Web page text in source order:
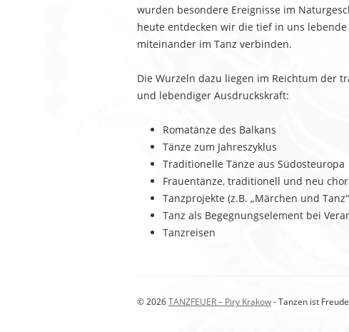
wurden besondere Ereignisse im
heute entdecken wir die tief in uns
miteinander im Tanz verbinden.
Die Wurzeln dazu liegen im Reichtum der
und lebendiger Ausdruckskraft:
Romatänze des Balkans
Tänze zum Jahreszyklus
Traditionelle Tänze aus Südosteuropa
Frauentänze, traditionell und neu
Tanzprojekte (z.B. „Märchen und
Tanz als Begegnungselement bei
Tanzreisen
© 2026TANZFEUER – Piry Krakow- Tanzen ist